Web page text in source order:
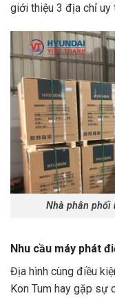
giới thiệu 3 địa chỉ uy
Nhà phân phối
Nhu cầu máy phát
Địa hình cùng điều
Kon Tum hay gặp sự